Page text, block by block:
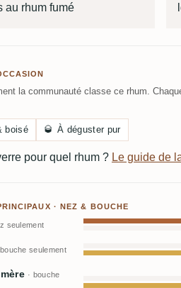
au rhum fumé
la communauté classe ce rhum.
boisé 🥃 À déguster pur
pour quel rhum ? Le guide de
· NEZ & BOUCHE
seulement
bouche seulement
· bouche